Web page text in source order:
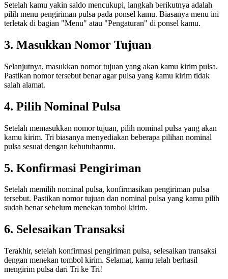
Setelah kamu yakin saldo mencukupi, langkah berikutnya adalah
pilih menu pengiriman pulsa pada ponsel kamu. Biasanya menu ini
terletak di bagian "Menu" atau "Pengaturan" di ponsel kamu.
3. Masukkan Nomor Tujuan
Selanjutnya, masukkan nomor tujuan yang akan kamu kirim pulsa.
Pastikan nomor tersebut benar agar pulsa yang kamu kirim tidak
salah alamat.
4. Pilih Nominal Pulsa
Setelah memasukkan nomor tujuan, pilih nominal pulsa yang akan
kamu kirim. Tri biasanya menyediakan beberapa pilihan nominal
pulsa sesuai dengan kebutuhanmu.
5. Konfirmasi Pengiriman
Setelah memilih nominal pulsa, konfirmasikan pengiriman pulsa
tersebut. Pastikan nomor tujuan dan nominal pulsa yang kamu pilih
sudah benar sebelum menekan tombol kirim.
6. Selesaikan Transaksi
Terakhir, setelah konfirmasi pengiriman pulsa, selesaikan transaksi
dengan menekan tombol kirim. Selamat, kamu telah berhasil
mengirim pulsa dari Tri ke Tri!